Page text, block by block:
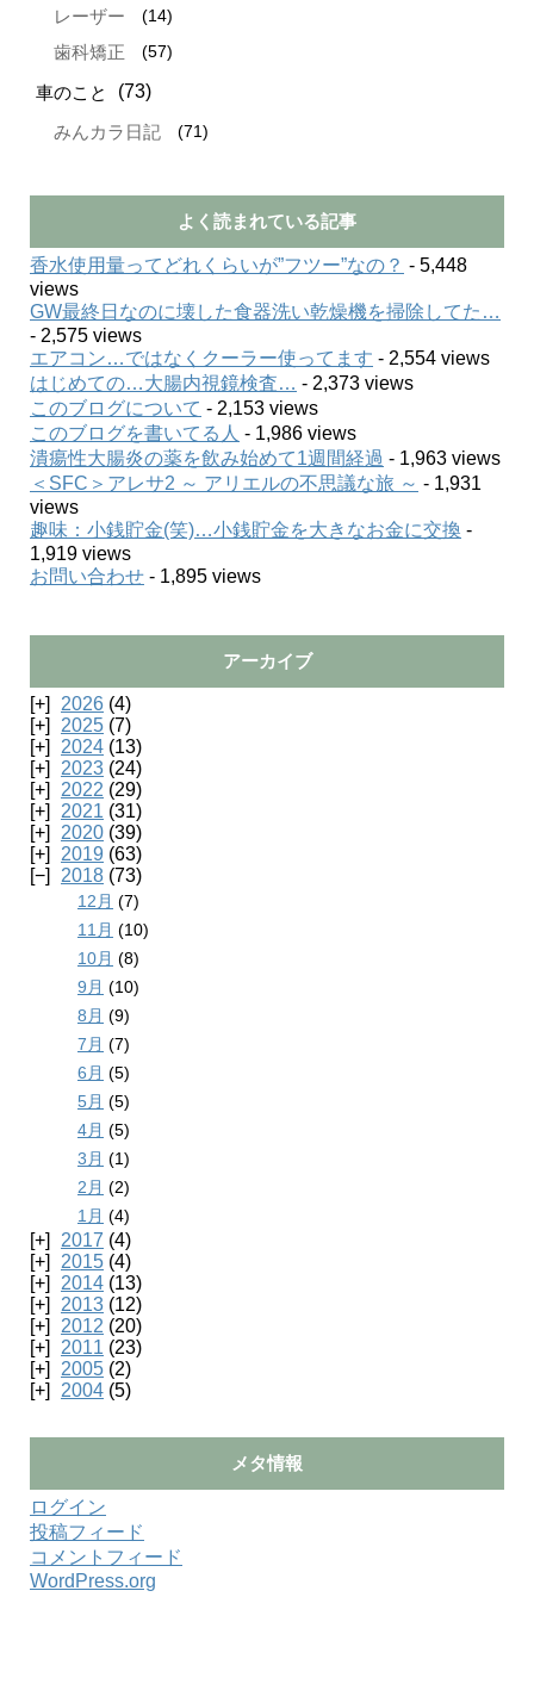
レーザー (14)
歯科矯正 (57)
車のこと (73)
みんカラ日記 (71)
よく読まれている記事
香水使用量ってどれくらいが”フツー”なの？ - 5,448
views
GW最終日なのに壊した食器洗い乾燥機を掃除してた…
- 2,575 views
エアコン…ではなくクーラー使ってます - 2,554 views
はじめての…大腸内視鏡検査… - 2,373 views
このブログについて - 2,153 views
このブログを書いてる人 - 1,986 views
潰瘍性大腸炎の薬を飲み始めて1週間経過 - 1,963 views
＜SFC＞アレサ2 ～ アリエルの不思議な旅 ～ - 1,931
views
趣味：小銭貯金(笑)…小銭貯金を大きなお金に交換 -
1,919 views
お問い合わせ - 1,895 views
アーカイブ
2026 (4)
2025 (7)
2024 (13)
2023 (24)
2022 (29)
2021 (31)
2020 (39)
2019 (63)
2018 (73)
12月 (7)
11月 (10)
10月 (8)
9月 (10)
8月 (9)
7月 (7)
6月 (5)
5月 (5)
4月 (5)
3月 (1)
2月 (2)
1月 (4)
2017 (4)
2015 (4)
2014 (13)
2013 (12)
2012 (20)
2011 (23)
2005 (2)
2004 (5)
メタ情報
ログイン
投稿フィード
コメントフィード
WordPress.org